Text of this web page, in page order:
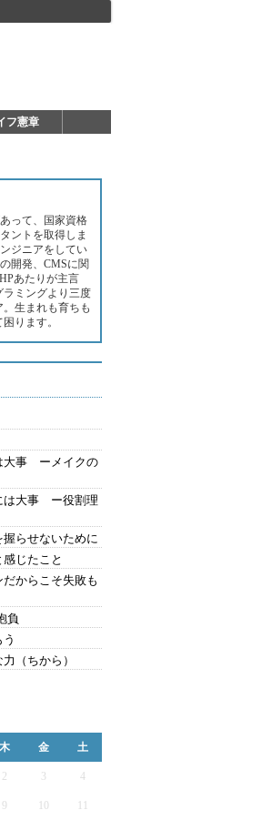
フ憲章
って、国家資格
ントを取得しま
ジニアをしてい
開発、CMSに関
あたりが主言
ミングより三度
生まれも育ちも
ります。
大事 ーメイクの
は大事 ー役割理
らせないために
じたこと
からこそ失敗も
負
（ちから）
木 金 土
2 3 4
9